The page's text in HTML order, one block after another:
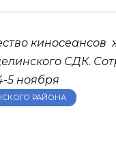
киносеансов
СДК.
5 ноября
РАЙОНА